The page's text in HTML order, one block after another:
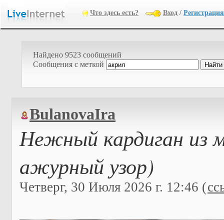
Что здесь есть? Вход / Регистрация
Найдено 9523 сообщений
Cообщения с меткой
BulanovaIra
Нежный кардиган из
ажурный узор)
Четверг, 30 Июля 2026 г. 12:46 (